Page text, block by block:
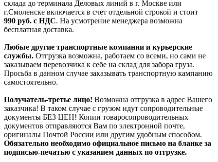
склада до терминала Деловых линий в г. Москве или
г.Смоленске включается в счет отдельной строкой и стоит
990 руб. с НДС. На усмотрение менеджера возможна
бесплатная доставка.
Любые другие транспортные компании и курьерские
службы. Отгрузка возможна, работаем со всеми, но сами не
заказываем перевозчика к себе на склад для забора груза.
Просьба в данном случае заказывать транспортную кампанию
самостоятельно.
Получатель-третье лицо! Возможна отгрузка в адрес Вашего
заказчика! В таком случае с грузом идут сопроводительные
документы БЕЗ ЦЕН! Копии товаросопроводительных
документов отправляются Вам по электронной почте,
оригиналы Почтой России или другим удобным способом.
Обязательно необходимо официальное письмо на бланке за
подписью-печатью с указанием данных по отгрузке.